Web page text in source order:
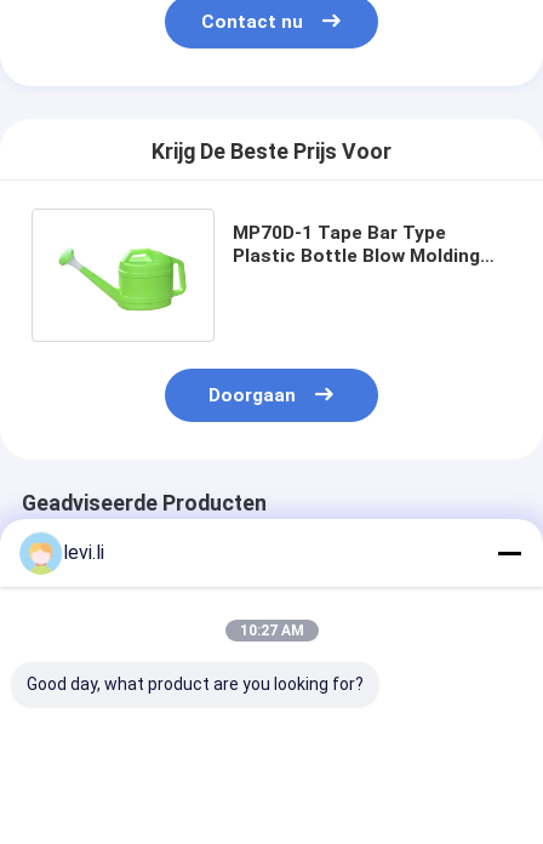
Contact nu
Krijg De Beste Prijs Voor
MP70D-1 Tape Bar Type
Plastic Bottle Blow Molding
Doorgaan
Geadviseerde Producten
levi.li
10:27 AM
Good day, what product are you looking for?